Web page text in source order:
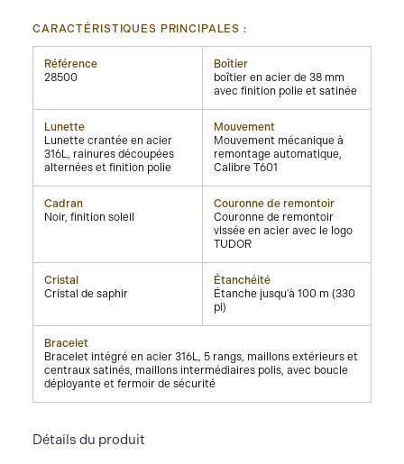
CARACTÉRISTIQUES PRINCIPALES :
Référence
28500
Boîtier
boîtier en acier de 38 mm
avec finition polie et satinée
Lunette
Lunette crantée en acier
316L, rainures découpées
alternées et finition polie
Mouvement
Mouvement mécanique à
remontage automatique,
Calibre T601
Cadran
Noir, finition soleil
Couronne de remontoir
Couronne de remontoir
vissée en acier avec le logo
TUDOR
Cristal
Cristal de saphir
Étanchéité
Étanche jusqu'à 100 m (330
pi)
Bracelet
Bracelet intégré en acier 316L, 5 rangs, maillons extérieurs et
centraux satinés, maillons intermédiaires polis, avec boucle
déployante et fermoir de sécurité
Détails du produit